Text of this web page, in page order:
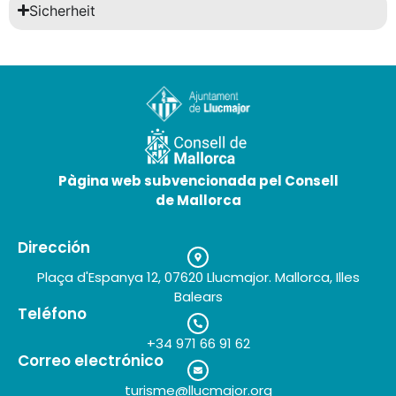
Sicherheit
Pàgina web subvencionada pel Consell
de Mallorca
Dirección
Plaça d'Espanya 12, 07620 Llucmajor. Mallorca, Illes
Balears
Teléfono
+34 971 66 91 62
Correo electrónico
turisme@llucmajor.org